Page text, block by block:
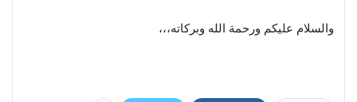
والسلام عليكم ورحمة الله وبركاته،،،